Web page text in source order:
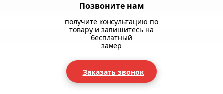
Позвоните нам
получите консультацию по
товару и запишитесь на
бесплатный
замер
Заказать звонок